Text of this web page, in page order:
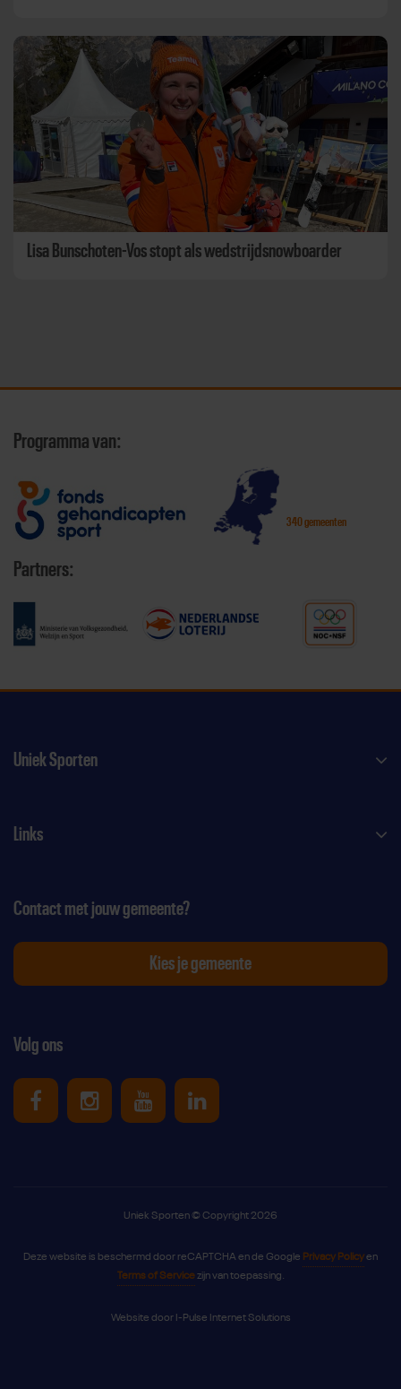
Lisa Bunschoten-Vos stopt als wedstrijdsnowboarder
Programma van:
340 gemeenten
Partners:
Uniek Sporten
Links
Volg ons
Uniek Sporten op Facebook
Uniek Sporten op Instagram
Uniek Sporten op Youtube
Uniek Sporten op
Contact met jouw gemeente?
Kies je gemeente
Uniek Sporten © Copyright 2026
Deze website is beschermd door reCAPTCHA en de Google Privacy Policyen
Terms of Servicezijn van toepassing.
Website door I-Pulse Internet Solutions